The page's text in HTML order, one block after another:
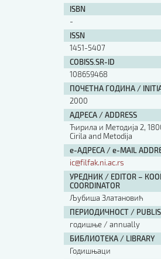
ISBN
-
ISSN
1451-5407
COBISS.SR-ID
108659468
ПОЧЕТНА ГОДИНА /
2000
АДРЕСА / ADDRESS
Ћирила и Методија 2,
Cirila and Metodija
е-АДРЕСА / e-MAIL
ic@filfak.ni.ac.rs
УРЕДНИК / EDITOR –
COORDINATOR
Љубиша Златановић
ПЕРИОДИЧНОСТ /
годишње / annually
БИБЛИОТЕКА / LIBRARY
Годишњаци